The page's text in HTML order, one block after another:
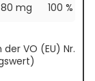
80 mg 100 %
VO (EU) Nr.